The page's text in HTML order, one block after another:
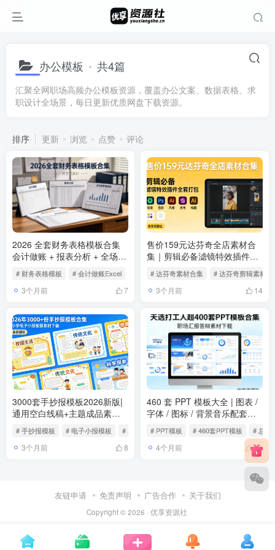
办公模板 共4篇
汇聚全网职场高频办公模板资源，覆盖办公文案、数据表格、求
职设计全场景，每日更新优质网盘下载资源。
排序 更新 浏览 点赞 评论
2026 全套财务表格模板合集
会计做账 + 报表分析 + 全场景
# 财务表格模板 # 会计做账Excel # 财务报表分析
3个月前 7
售价159元达芬奇全店素材合
集｜剪辑必备滤镜特效插件全
# 达芬奇素材合集 # 达芬奇剪辑素材
3个月前 14
3000套手抄报模板2026新版|
通用空白线稿+主题成品素材
免费下载
# 手抄报模板 # 电子小报模板 # 小学生手抄报
3个月前 8
460 套 PPT 模板大全 | 图表 /
字体 / 图标 / 背景音乐配套资
# PPT模板 # 460套PPT模板 # 总结
4个月前 15
友链申请 免责声明 广告合作 关于我们
Copyright © 2026 · 优享资源社